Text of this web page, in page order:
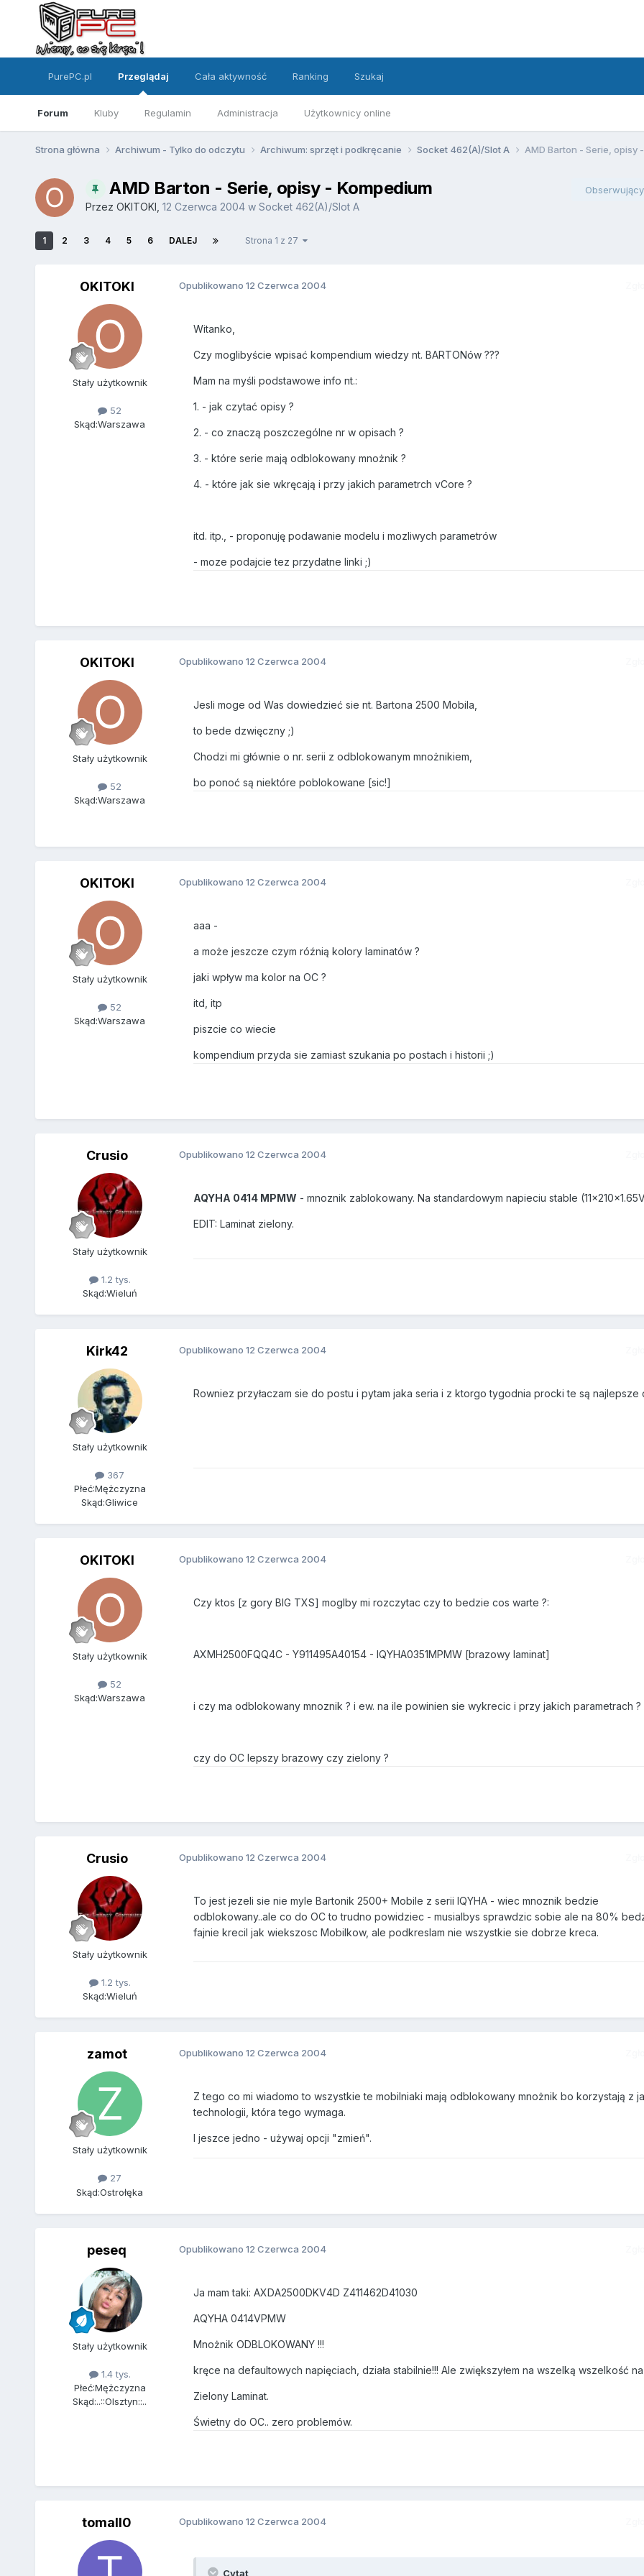
PurePC.pl Przeglądaj
Forum Kluby Regulamin Administracja Użytkownicy online
Cała aktywność Ranking Szukaj
Strona główna Archiwum - Tylko do odczytu Archiwum: sprzęt i podkręcanie Socket 462(A)/Slot A AMD Barton - Serie, opisy
Obserwujący
AMD Barton - Serie, opisy - Kompedium
Przez OKITOKI 12 Czerwca 2004w Socket 462(A)/Slot A
1 2 3 4 5 6 DALEJ Strona 1 z 27
OKITOKI
Stały użytkownik
52
Skąd:Warszawa
Opublikowano 12 Czerwca 2004
Witanko,
Czy moglibyście wpisać kompendium wiedzy nt. BARTONów ???
Mam na myśli podstawowe info nt.:
1. - jak czytać opisy ?
2. - co znaczą poszczególne nr w opisach ?
3. - które serie mają odblokowany mnożnik ?
4. - które jak sie wkręcają i przy jakich parametrch vCore ?
itd. itp., - proponuję podawanie modelu i mozliwych parametrów
- moze podajcie tez przydatne linki ;)
OKITOKI
Stały użytkownik
52
Skąd:Warszawa
Opublikowano 12 Czerwca 2004
Jesli moge od Was dowiedzieć sie nt. Bartona 2500 Mobila,
to bede dzwięczny ;)
Chodzi mi głównie o nr. serii z odblokowanym mnożnikiem,
bo ponoć są niektóre poblokowane [sic!]
OKITOKI
Stały użytkownik
52
Skąd:Warszawa
Opublikowano 12 Czerwca 2004
aaa -
a może jeszcze czym róźnią kolory laminatów ?
jaki wpływ ma kolor na OC ?
itd, itp
piszcie co wiecie
kompendium przyda sie zamiast szukania po postach i historii ;)
Crusio
Stały użytkownik
1.2 tys.
Skąd:Wieluń
Opublikowano 12 Czerwca 2004
AQYHA 0414 MPMW - mnoznik zablokowany. Na standardowym napieciu stable
EDIT: Laminat zielony.
Kirk42
Stały użytkownik
367
Płeć:Mężczyzna
Skąd:Gliwice
Opublikowano 12 Czerwca 2004
Rowniez przyłaczam sie do postu i pytam jaka seria i z ktorgo tygodnia procki te są najlepsze
OKITOKI
Stały użytkownik
52
Skąd:Warszawa
Opublikowano 12 Czerwca 2004
Czy ktos [z gory BIG TXS] moglby mi rozczytac czy to bedzie cos warte ?:
AXMH2500FQQ4C - Y911495A40154 - IQYHA0351MPMW [brazowy laminat]
i czy ma odblokowany mnoznik ? i ew. na ile powinien sie wykrecic i przy jakich parametrach ?
czy do OC lepszy brazowy czy zielony ?
Crusio
Stały użytkownik
1.2 tys.
Skąd:Wieluń
Opublikowano 12 Czerwca 2004
To jest jezeli sie nie myle Bartonik 2500+ Mobile z serii IQYHA - wiec mnoznik bedzie
odblokowany..ale co do OC to trudno powidziec - musialbys sprawdzic sobie ale na 80%
fajnie krecil jak wiekszosc Mobilkow, ale podkreslam nie wszystkie sie dobrze kreca.
zamot
Stały użytkownik
27
Skąd:Ostrołęka
Opublikowano 12 Czerwca 2004
Z tego co mi wiadomo to wszystkie te mobilniaki mają odblokowany mnożnik bo korzystają z
technologii, która tego wymaga.
I jeszce jedno - używaj opcji "zmień".
peseq
Stały użytkownik
1.4 tys.
Płeć:Mężczyzna
Skąd:..::Olsztyn::..
Opublikowano 12 Czerwca 2004
Ja mam taki: AXDA2500DKV4D Z411462D41030
AQYHA 0414VPMW
Mnożnik ODBLOKOWANY !!!
kręce na defaultowych napięciach, działa stabilnie!!! Ale zwiększyłem na wszelką wszelkość na
Zielony Laminat.
Świetny do OC.. zero problemów.
tomall0 Opublikowano 12 Czerwca 2004
Cytat